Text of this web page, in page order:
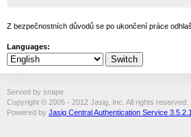
Z bezpečnostních důvodů se po ukončení práce
Languages:
Served by snape
Copyright © 2005 - 2012 Jasig, Inc. All rights reserved.
Powered by Jasig Central Authentication Service 3.5.2.1